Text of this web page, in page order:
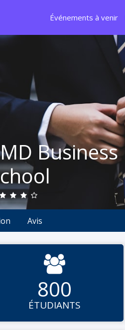
Événements à venir
Business
Avis

800
ÉTUDIANTS